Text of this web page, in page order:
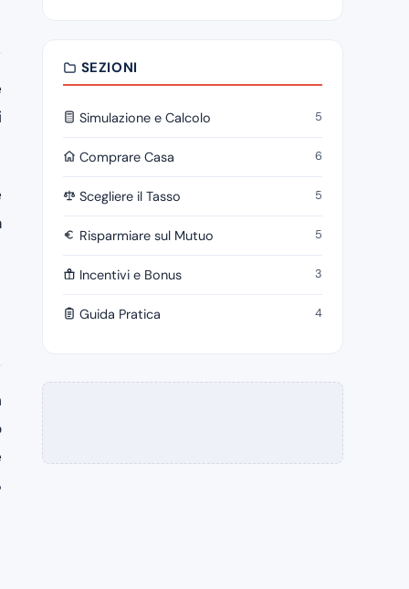
SEZIONI
Simulazione e Calcolo 5
Comprare Casa 6
Scegliere il Tasso 5
Risparmiare sul Mutuo 5
Incentivi e Bonus 3
Guida Pratica 4